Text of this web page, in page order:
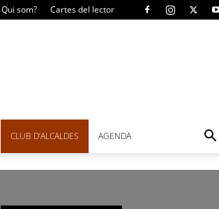
Qui som? Cartes del lector
CLUB D’ALCALDES AGENDA